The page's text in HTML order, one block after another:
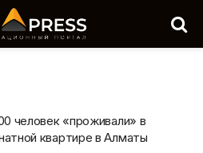
человек «проживали» в
квартире в Алматы